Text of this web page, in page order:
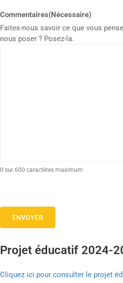
Commentaires(Nécessaire)
Faites-nous savoir ce que vous
nous poser ? Posez-la.
0 sur 600 caractères maximum
Projet éducatif 2024-
Cliquez ici pour consulter le projet